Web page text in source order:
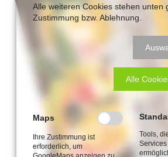
Alle weiteren Cookies stehen unten
Zustimmung bzw. Ablehnung.
Alle
Maps
Ihre Zustimmung ist
erforderlich, um
Tools,